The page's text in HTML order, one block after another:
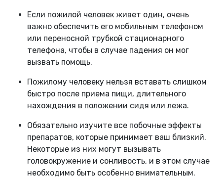
Если пожилой человек живет один, очень
важно обеспечить его мобильным телефоном
или переносной трубкой стационарного
телефона, чтобы в случае падения он мог
вызвать помощь.
Пожилому человеку нельзя вставать слишком
быстро после приема пищи, длительного
нахождения в положении сидя или лежа.
Обязательно изучите все побочные эффекты
препаратов, которые принимает ваш близкий.
Некоторые из них могут вызывать
головокружение и сонливость, и в этом случае
необходимо быть особенно внимательным.